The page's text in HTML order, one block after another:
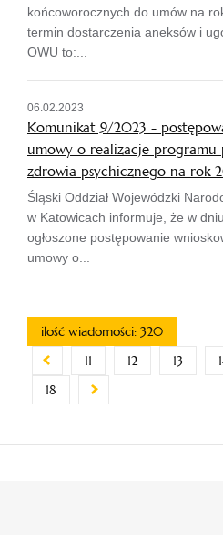
końcoworocznych do umów na
termin dostarczenia aneksów i
OWU to:...
06.02.2023
Komunikat 9/2023 -
umowy o realizacje
zdrowia psychicznego na rok
Śląski Oddział Wojewódzki
w Katowicach informuje, że w
ogłoszone postępowanie
umowy o...
ilość wiadomości: 320
11
12 13
18